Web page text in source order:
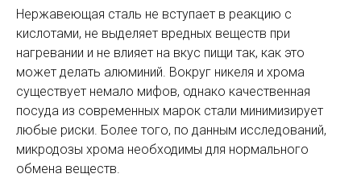
Нержавеющая сталь не вступает в реакцию с
кислотами, не выделяет вредных веществ при
нагревании и не влияет на вкус пищи так, как это
может делать алюминий. Вокруг никеля и хрома
существует немало мифов, однако качественная
посуда из современных марок стали минимизирует
любые риски. Более того, по данным исследований,
микродозы хрома необходимы для нормального
обмена веществ.